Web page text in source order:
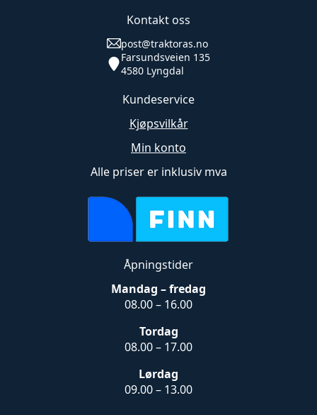
Kontakt oss
post@traktoras.no
Farsundsveien 135
4580 Lyngdal
Kundeservice
Kjøpsvilkår
Min konto
Alle priser er inklusiv mva
Åpningstider
Mandag – fredag
08.00 – 16.00
Tordag
08.00 – 17.00
Lørdag
09.00 – 13.00